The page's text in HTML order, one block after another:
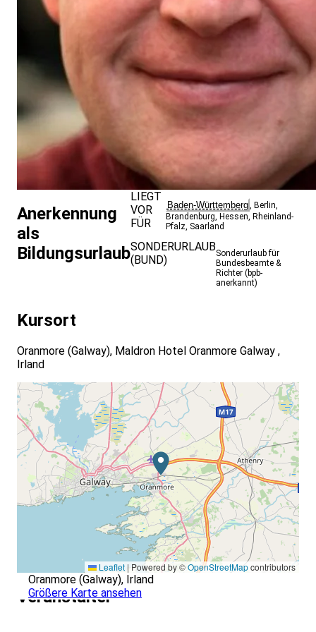
Anerkennung
als
Bildungsurlaub
LIEGT
VOR
FÜR
Baden-Württemberg, Berlin,
Brandenburg, Hessen, Rheinland-
Pfalz, Saarland
SONDERURLAUB
(BUND)
Sonderurlaub für
Bundesbeamte &
Richter (bpb-
anerkannt)
Kursort
Oranmore (Galway), Maldron Hotel Oranmore Galway ,
Irland
Leaflet | Powered by ©OpenStreetMapcontributors
Oranmore (Galway), Irland
Größere Karte ansehen
Veranstalter